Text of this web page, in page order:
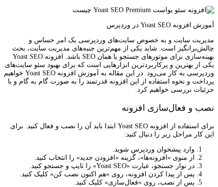
آموزش افزونه Yoast SEO در وردپرس
مدیریت سایت و به خصوص سایت‌های وردپرسی یک امر حساس و
چالش‌برانگیز است. شاید یکی از مهم‌ترین جنبه‌های مدیریت سایت، بحث
بهینه‌سازی برای موتورهای جستجو یا همان SEO باشد. افزونه Yoast SEO
یکی از بهترین و پرکاربردترین ابزارهایی است که برای بهبود سئو سایت‌های
وردپرسی به کار می‌رود. در این مقاله به آموزش افزونه Yoast SEO خواهیم
پرداخت و نحوه استفاده از این افزونه قدرتمند را به ‌صورت گام به گام و با
جزئیات بررسی خواهیم کرد.
نصب و فعال‌سازی افزونه
برای استفاده از افزونه Yoast SEO ابتدا باید آن را نصب و فعال کنید. برای
این کار مراحل زیر را دنبال کنید:
وارد پیشخوان وردپرس شوید.
از منوی «افزونه‌ها»، گزینه «افزودن جدید» را انتخاب کنید.
در نوار جستجو، عبارت «Yoast SEO» را تایپ و جستجو کنید.
پس از پیدا کردن افزونه، روی «هم اکنون نصب کن» کلیک کنید.
پس از نصب، روی «فعال‌سازی» کلیک کنید.